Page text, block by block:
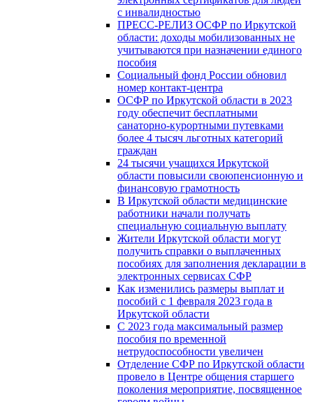
с инвалидностью
ПРЕСС-РЕЛИЗ ОСФР по Иркутской
области: доходы мобилизованных не
учитываются при назначении единого
пособия
Социальный фонд России обновил
номер контакт-центра
ОСФР по Иркутской области в 2023
году обеспечит бесплатными
санаторно-курортными путевками
более 4 тысяч льготных категорий
граждан
24 тысячи учащихся Иркутской
области повысили своюпенсионную и
финансовую грамотность
В Иркутской области медицинские
работники начали получать
специальную социальную выплату
Жители Иркутской области могут
получить справки о выплаченных
пособиях для заполнения декларации в
электронных сервисах СФР
Как изменились размеры выплат и
пособий с 1 февраля 2023 года в
Иркутской области
С 2023 года максимальный размер
пособия по временной
нетрудоспособности увеличен
Отделение СФР по Иркутской области
провело в Центре общения старшего
поколения мероприятие, посвященное